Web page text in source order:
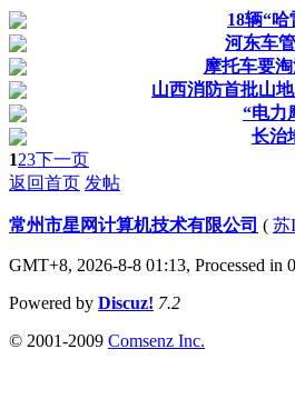
18辆“
河东车
摩托车要
山西消防首批山
“电力
长治
123下一页
返回首页 发帖
常州市星网计算机技术有限公司 ( 苏
GMT+8, 2026-8-8 01:13, Processed in
Powered by Discuz! 7.2
© 2001-2009 Comsenz Inc.